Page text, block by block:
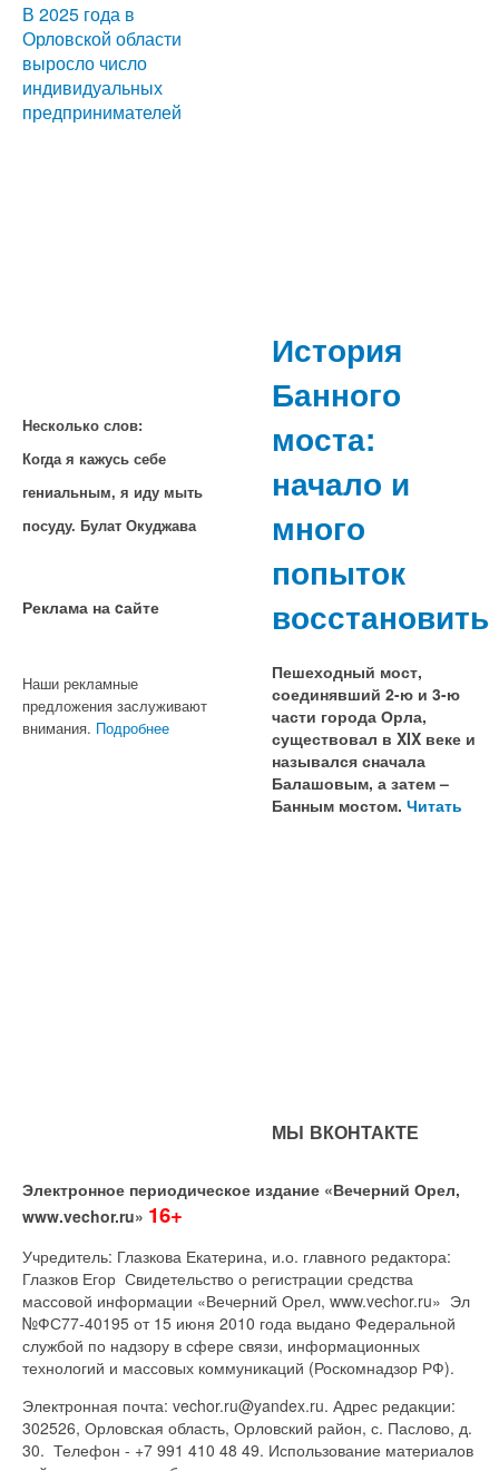
В 2025 года в
Орловской области
выросло число
индивидуальных
предпринимателей
Несколько слов:
Когда я кажусь себе
гениальным, я иду мыть
посуду. Булат Окуджава
Реклама на cайте
Наши рекламные
предложения заслуживают
внимания. Подробнее
История
Банного
моста:
начало и
много
попыток
восстановить
Пешеходный мост,
соединявший 2-ю и 3-ю
части города Орла,
существовал в XIX веке и
назывался сначала
Балашовым, а затем –
Банным мостом. Читать
МЫ ВКОНТАКТЕ
Электронное периодическое издание «Вечерний Орел,
www.vechor.ru» 16+
Учредитель: Глазкова Екатерина, и.о. главного редактора:
Глазков Егор Свидетельство о регистрации средства
массовой информации «Вечерний Орел, www.vechor.ru» Эл
№ФС77-40195 от 15 июня 2010 года выдано Федеральной
службой по надзору в сфере связи, информационных
технологий и массовых коммуникаций (Роскомнадзор РФ).
Электронная почта: vechor.ru@yandex.ru. Адрес редакции:
302526, Орловская область, Орловский район, с. Паслово, д.
30. Телефон - +7 991 410 48 49. Использование материалов